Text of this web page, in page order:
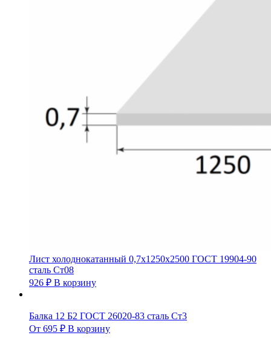
Лист холоднокатанный 0,7х1250х2500 ГОСТ 19904-90
сталь Ст08
926 ₽ В корзину
Балка 12 Б2 ГОСТ 26020-83 сталь Ст3
От 695 ₽ В корзину